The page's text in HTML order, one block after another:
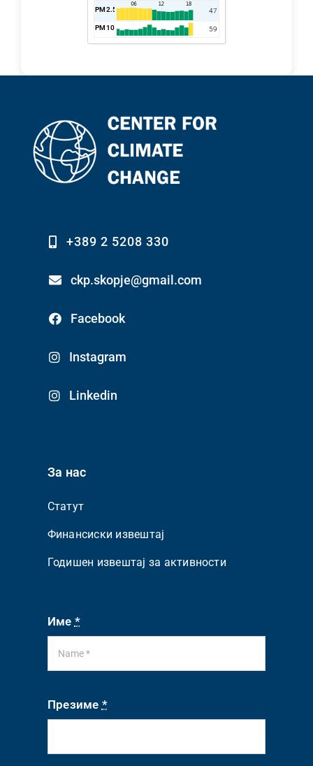
PM2.5AQI 47
PM10 AQI 59
+389 2 5208 330
ckp.skopje@gmail.com
Facebook
Instagram
Linkedin
За нас
Статут
Финансиски извештај
Годишен извештај за активности
Име *
Презиме *